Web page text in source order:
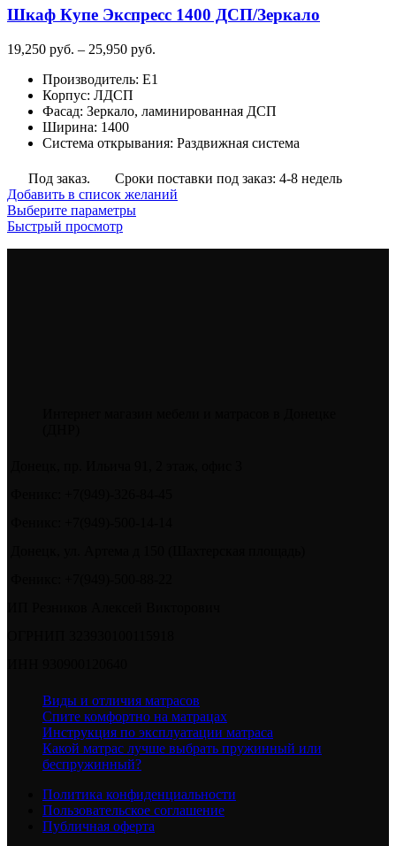
Шкаф Купе Экспресс 1400 ДСП/Зеркало
19,250 руб. – 25,950 руб.
19,250
–
руб.
Производитель: E1
Корпус: ЛДСП
Фасад: Зеркало, ламинированная ДСП
Ширина: 1400
Система открывания: Раздвижная система
Под заказ.
Сроки поставки под заказ: 4-8 недель
Добавить в список желаний
Выберите параметрыЭтот
Быстрый просмотр
Виды и отличия матрасов
Спите комфортно на матрацах
Инструкция по эксплуатации матраса
Какой матрас лучше выбрать пружинный или
беспружинный?
Политика конфиденциальности
Пользовательское соглашение
Публичная оферта